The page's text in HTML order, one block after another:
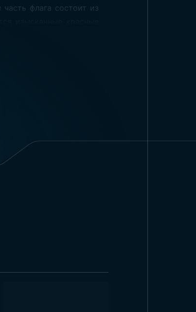
Тип ткани и печать:-
флага состоит из
за страну. Этот
в официальных целях.
туристов.
не только в